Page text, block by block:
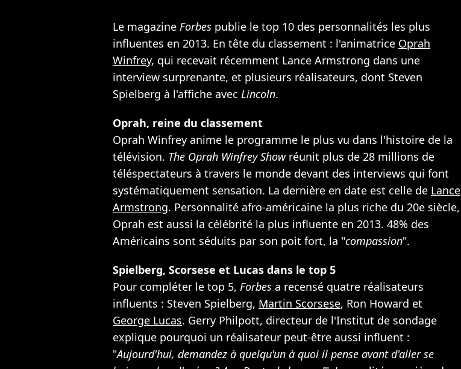
Le magazine Forbes publie le top 10 des personnalités les plus
influentes en 2013. En tête du classement : l'animatrice Oprah
Winfrey, qui recevait récemment Lance Armstrong dans une
interview surprenante, et plusieurs réalisateurs, dont Steven
Spielberg à l'affiche avec Lincoln.
Oprah, reine du classement
Oprah Winfrey anime le programme le plus vu dans l'histoire de la
télévision. The Oprah Winfrey Showréunit plus de 28 millions de
téléspectateurs à travers le monde devant des interviews qui font
systématiquement sensation. La dernière en date est celle de Lance
Armstrong. Personnalité afro-américaine la plus riche du 20e siècle,
Oprah est aussi la célébrité la plus influente en 2013. 48% des
Américains sont séduits par son poit fort, la "compassion".
Spielberg, Scorsese et Lucas dans le top 5
Pour compléter le top 5, Forbes a recensé quatre réalisateurs
influents : Steven Spielberg, Martin Scorsese, Ron Howard et
George Lucas. Gerry Philpott, directeur de l'Institut de sondage
explique pourquoi un réalisateur peut-être aussi influent :
"Aujourd'hui, demandez à quelqu'un à quoi il pense avant d'aller se